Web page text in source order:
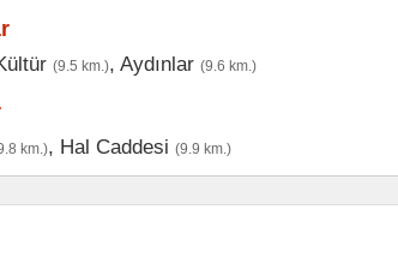
(9.5 km.), Aydınlar (9.6 km.)
km.), Hal Caddesi (9.9 km.)